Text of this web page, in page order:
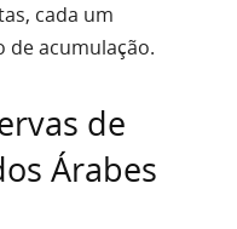
cada um
acumulação.
de
Árabes